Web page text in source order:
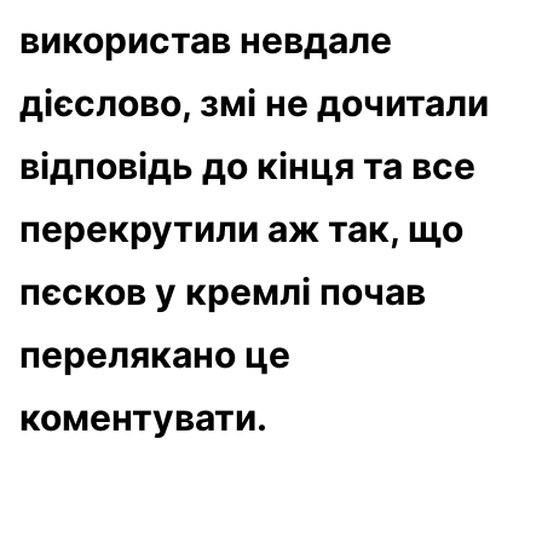
використав невдале
дієслово, змі не дочитали
відповідь до кінця та все
перекрутили аж так, що
пєсков у кремлі почав
перелякано це
коментувати.